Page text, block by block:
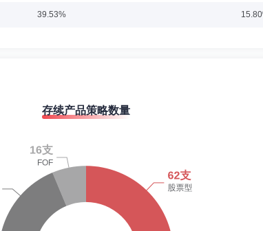
学历：博士
员会成员 学历：硕士 任职日期：2016-02-25
生，曾任平安资产管理有限责任公司研究员。2011年8月起加入摩根
39.53%
23.54%
22.15%
27.11%
25.60%
26.98%
存续产品策略数量